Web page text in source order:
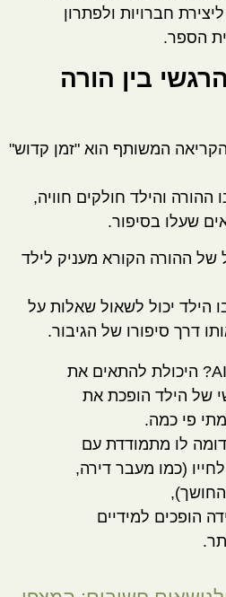
חברויות ולפתרון
הספר.
בין הורה
הקריאה המשותף הוא "זמן קדוש"
ההורה והילד חולקים חוויה,
שעלו בסיפור.
של ההורה הקורא מעניק לילד
הילד יכול לשאול שאלות על
דרך סיפורו של הגיבור.
היכולת להתאים את
של הילד הופכת את
פי כמה.
לו מתמודדת עם
(כמו מעבר דירה,
הופכים למידיים